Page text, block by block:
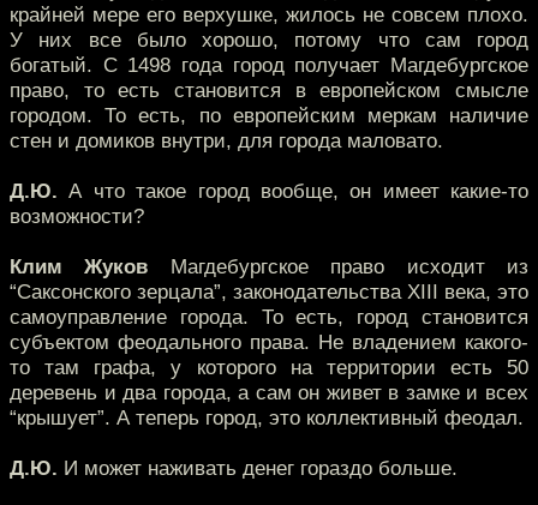
крайней мере его верхушке, жилось не совсем плохо.
У них все было хорошо, потому что сам город
богатый. С 1498 года город получает Магдебургское
право, то есть становится в европейском смысле
городом. То есть, по европейским меркам наличие
стен и домиков внутри, для города маловато.
Д.Ю. А что такое город вообще, он имеет какие-то
возможности?
Клим Жуков Магдебургское право исходит из
“Саксонского зерцала”, законодательства XIII века, это
самоуправление города. То есть, город становится
субъектом феодального права. Не владением какого-
то там графа, у которого на территории есть 50
деревень и два города, а сам он живет в замке и всех
“крышует”. А теперь город, это коллективный феодал.
Д.Ю. И может наживать денег гораздо больше.